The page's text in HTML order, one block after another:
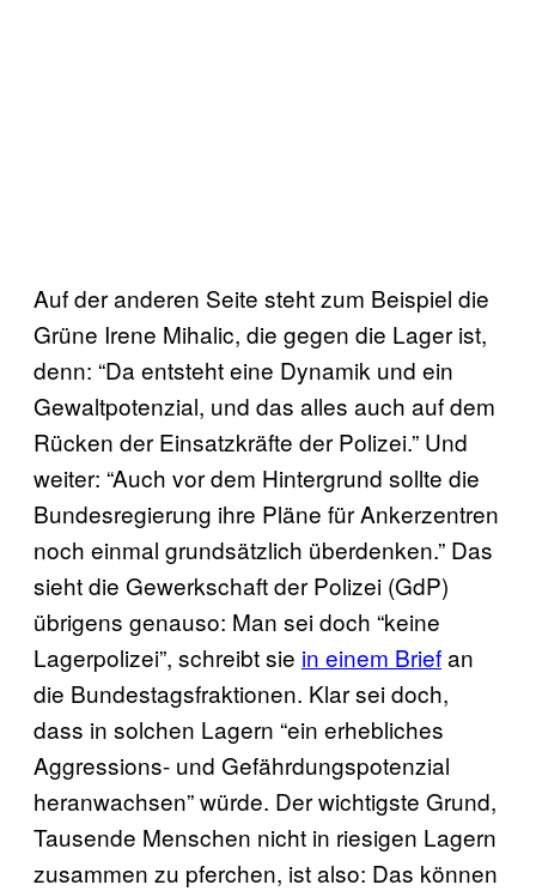
Auf der anderen Seite steht zum Beispiel die
Grüne Irene Mihalic, die gegen die Lager ist,
denn: “Da entsteht eine Dynamik und ein
Gewaltpotenzial, und das alles auch auf dem
Rücken der Einsatzkräfte der Polizei.” Und
weiter: “Auch vor dem Hintergrund sollte die
Bundesregierung ihre Pläne für Ankerzentren
noch einmal grundsätzlich überdenken.” Das
sieht die Gewerkschaft der Polizei (GdP)
übrigens genauso: Man sei doch “keine
Lagerpolizei”, schreibt sie in einem Briefan
die Bundestagsfraktionen. Klar sei doch,
dass in solchen Lagern “ein erhebliches
Aggressions- und Gefährdungspotenzial
heranwachsen” würde. Der wichtigste Grund,
Tausende Menschen nicht in riesigen Lagern
zusammen zu pferchen, ist also: Das können